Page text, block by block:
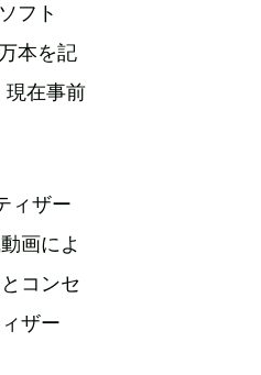
フト
本を記
現在事前
ィザー
画によ
コンセ
ザー